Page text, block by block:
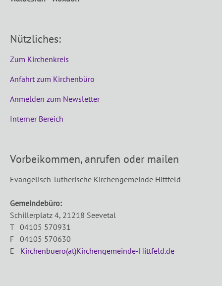
Nützliches:
Zum Kirchenkreis
Anfahrt zum Kirchenbüro
Anmelden zum Newsletter
Interner Bereich
Vorbeikommen, anrufen oder mailen
Evangelisch-lutherische Kirchengemeinde Hittfeld
Gemeindebüro:
Schillerplatz 4, 21218 Seevetal
T 04105 570931
F 04105 570630
E Kirchenbuero(at)Kirchengemeinde-Hittfeld.de